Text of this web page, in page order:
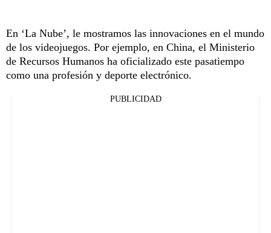
En ‘La Nube’, le mostramos las innovaciones en el mundo
de los videojuegos. Por ejemplo, en China, el Ministerio
de Recursos Humanos ha oficializado este pasatiempo
como una profesión y deporte electrónico.
PUBLICIDAD